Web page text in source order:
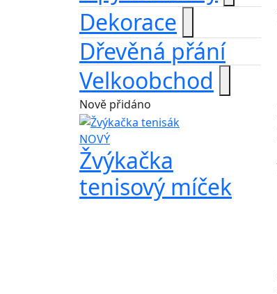
Dekorace
Dřevěná přání
Velkoobchod
Nově přidáno
NOVÝ
Žvýkačka
tenisový míček